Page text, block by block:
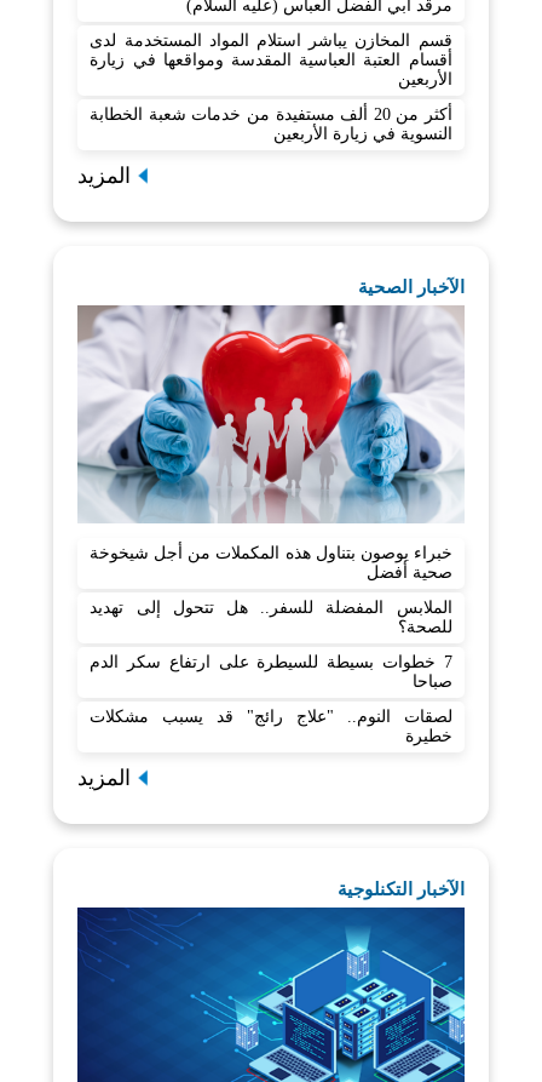
مرقد أبي الفضل العباس (عليه السلام)
قسم المخازن يباشر استلام المواد المستخدمة لدى
أقسام العتبة العباسية المقدسة ومواقعها في زيارة
الأربعين
أكثر من 20 ألف مستفيدة من خدمات شعبة الخطابة
النسوية في زيارة الأربعين
المزيد
الآخبار الصحية
خبراء يوصون بتناول هذه المكملات من أجل شيخوخة
صحية أفضل
الملابس المفضلة للسفر.. هل تتحول إلى تهديد
للصحة؟
7 خطوات بسيطة للسيطرة على ارتفاع سكر الدم
صباحا
لصقات النوم.. "علاج رائج" قد يسبب مشكلات
خطيرة
المزيد
الآخبار التكنلوجية